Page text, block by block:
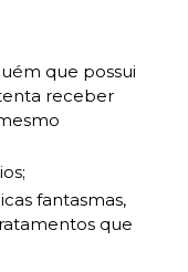
que possui
receber
fantasmas,
que